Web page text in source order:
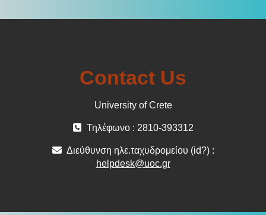
Contact Us
University of Crete
Τηλέφωνο : 2810-393312
Διεύθυνση ηλε.ταχυδρομείου (id?) :
helpdesk@uoc.gr